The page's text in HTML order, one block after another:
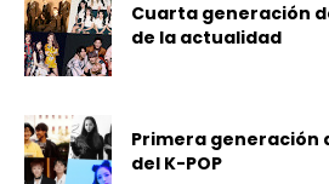
Cuarta generación
de la actualidad
Primera generación
del K-POP